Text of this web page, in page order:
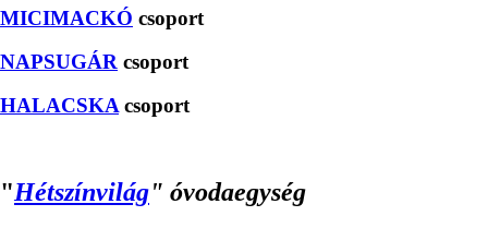
MICIMACKÓ csoport
NAPSUGÁR csoport
HALACSKA csoport
"Hétszínvilág" óvodaegység